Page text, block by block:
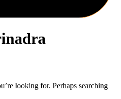
looking for. Perhaps searching